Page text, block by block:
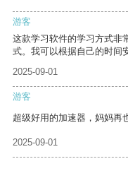
游客
这款学习软件的学习方式非
式。我可以根据自己的时间
2025-09-01
游客
超级好用的加速器，妈妈再
2025-09-01